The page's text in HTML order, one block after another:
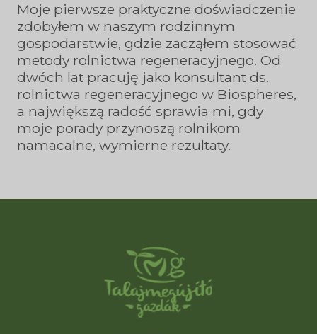
Moje pierwsze praktyczne doświadczenie
zdobyłem w naszym rodzinnym
gospodarstwie, gdzie zacząłem stosować
metody rolnictwa regeneracyjnego. Od
dwóch lat pracuję jako konsultant ds.
rolnictwa regeneracyjnego w Biospheres,
a największą radość sprawia mi, gdy
moje porady przynoszą rolnikom
namacalne, wymierne rezultaty.